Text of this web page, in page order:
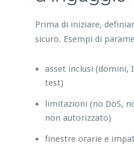
Prima di iniziare,
sicuro. Esempi di
asset inclusi (domini,
test)
limitazioni (no DoS,
non autorizzato)
finestre orarie e